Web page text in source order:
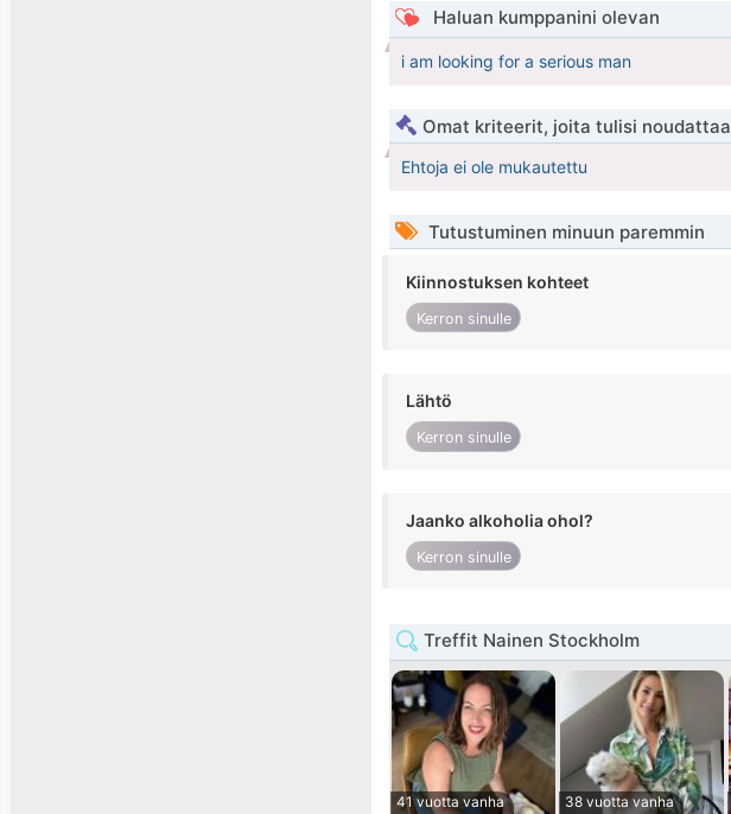
Haluan kumppanini olevan
i am looking for a serious man
Omat kriteerit, joita tulisi noudattaa
Ehtoja ei ole mukautettu
Tutustuminen minuun paremmin
Kiinnostuksen kohteet
Kerron sinulle
Lähtö
Kerron sinulle
Jaanko alkoholia ohol?
Kerron sinulle
Treffit Nainen Stockholm
41 vuotta vanha
38 vuotta vanha